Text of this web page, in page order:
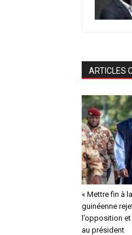
ARTICLES
« Mettre fin à
guinéenne
l’opposition
au président